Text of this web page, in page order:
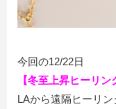
今回の12/22日
【冬至上昇ヒーリン
LAから遠隔ヒーリン